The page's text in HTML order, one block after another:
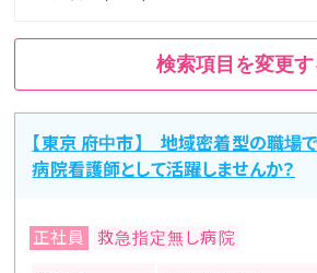
検索項目を変更す
【東京 府中市】 地域密着型の職場
病院看護師として活躍しませんか？
正社員 救急指定無し病院